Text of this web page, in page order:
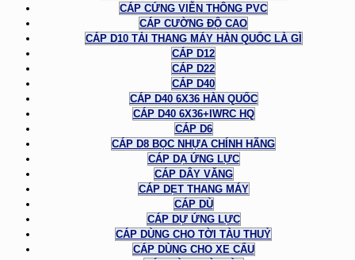
CÁP CỨNG VIỄN THÔNG PVC
CÁP CƯỜNG ĐỘ CAO
CÁP D10 TẢI THANG MÁY HÀN QUỐC LÀ GÌ
CÁP D12
CÁP D22
CÁP D40
CÁP D40 6X36 HÀN QUỐC
CÁP D40 6X36+IWRC HQ
CÁP D6
CÁP D8 BỌC NHỰA CHÍNH HÃNG
CÁP DẠ ỨNG LỰC
CÁP DÂY VĂNG
CÁP DẸT THANG MÁY
CÁP DÙ
CÁP DỰ ỨNG LỰC
CÁP DÙNG CHO TỜI TÀU THUỶ
CÁP DÙNG CHO XE CẨU